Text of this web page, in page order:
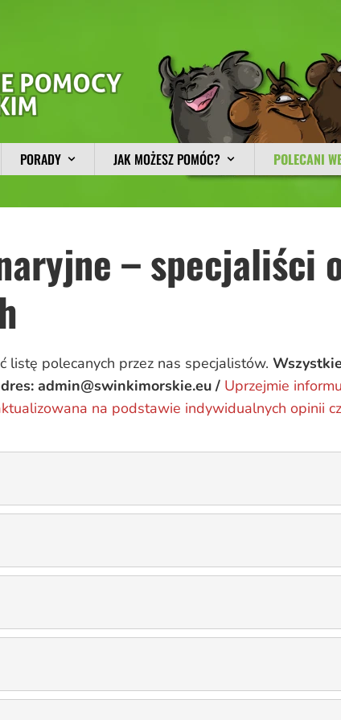
PORADY JAK MOŻESZ POMÓC? POLECANI
– specjaliści
listę polecanych przez nas specjalistów.
admin@swinkimorskie.eu / Uprzejmie
na podstawie indywidualnych opinii